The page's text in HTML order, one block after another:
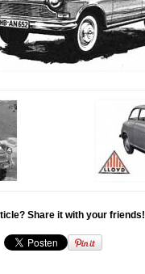
Share it with your friends!